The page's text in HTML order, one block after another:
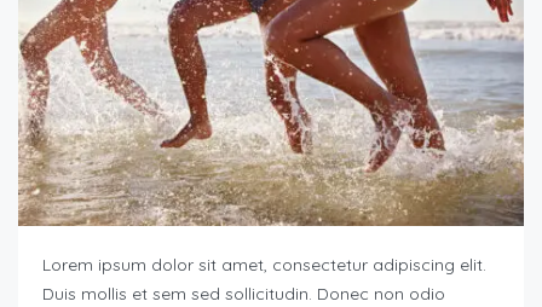
Lorem ipsum dolor sit amet, consectetur adipiscing elit.
Duis mollis et sem sed sollicitudin. Donec non odio